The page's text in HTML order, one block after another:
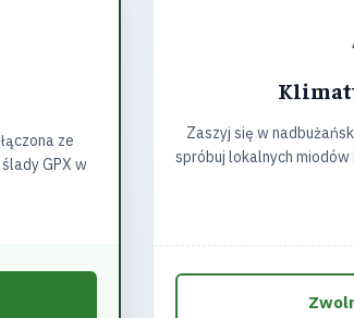
ze
GPX w
Zaszyj się w
spróbuj lokalnych